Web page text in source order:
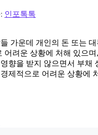
인포톡톡
가운데 개인의 돈 또는
려운 상황에 처해 있으
향을 받지 않으면서 부
제적으로 어려운 상황에